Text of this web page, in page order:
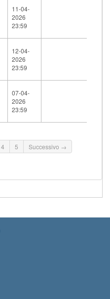
11-04-
2026
23:59
12-04-
2026
23:59
07-04-
2026
23:59
4 5 Successivo →